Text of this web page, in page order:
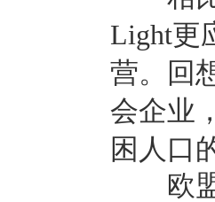
Light更
营。回
会企业
困人口
欧盟